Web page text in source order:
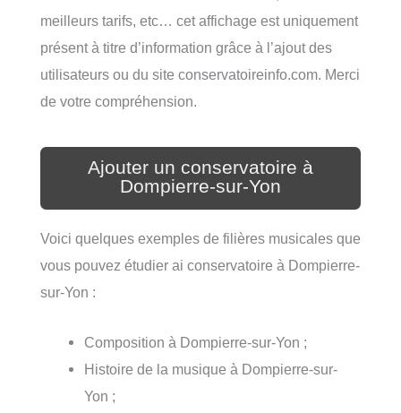
meilleurs tarifs, etc… cet affichage est uniquement
présent à titre d’information grâce à l’ajout des
utilisateurs ou du site conservatoireinfo.com. Merci
de votre compréhension.
Ajouter un conservatoire à
Dompierre-sur-Yon
Voici quelques exemples de filières musicales que
vous pouvez étudier ai conservatoire à Dompierre-
sur-Yon :
Composition à Dompierre-sur-Yon ;
Histoire de la musique à Dompierre-sur-
Yon ;